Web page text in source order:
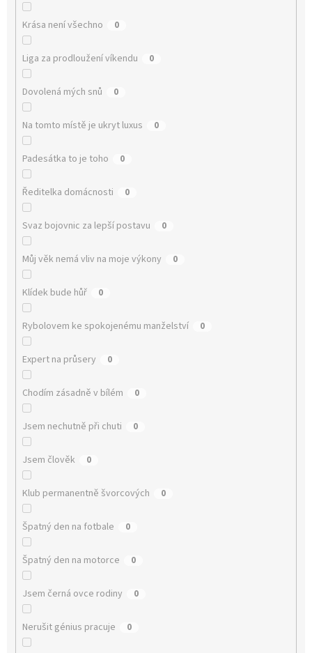
Krása není všechno 0
Liga za prodloužení víkendu 0
Dovolená mých snů 0
Na tomto místě je ukryt luxus 0
Padesátka to je toho 0
Ředitelka domácnosti 0
Svaz bojovnic za lepší postavu 0
Můj věk nemá vliv na moje výkony 0
Klídek bude hůř 0
Rybolovem ke spokojenému manželství 0
Expert na průsery 0
Chodím zásadně v bílém 0
Jsem nechutně při chuti 0
Jsem člověk 0
Klub permanentně švorcových 0
Špatný den na fotbale 0
Špatný den na motorce 0
Jsem černá ovce rodiny 0
Nerušit génius pracuje 0